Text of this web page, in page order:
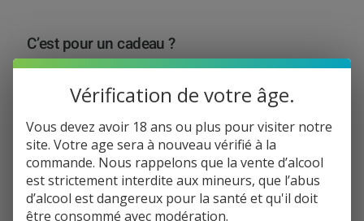
C’est pour un cadeau ?
Oui, je souhaite un emballage gratuit
Total de la commande: 69,90€
u
a
− + Ajouter au panier
Vérification de votre âge.
Vous devez avoir 18 ans ou plus pour visiter notre
site. Votre age sera à nouveau vérifié à la
commande. Nous rappelons que la vente d’alcool
est strictement interdite aux mineurs, que l’abus
d’alcool est dangereux pour la santé et qu'il doit
être consommé avec modération.